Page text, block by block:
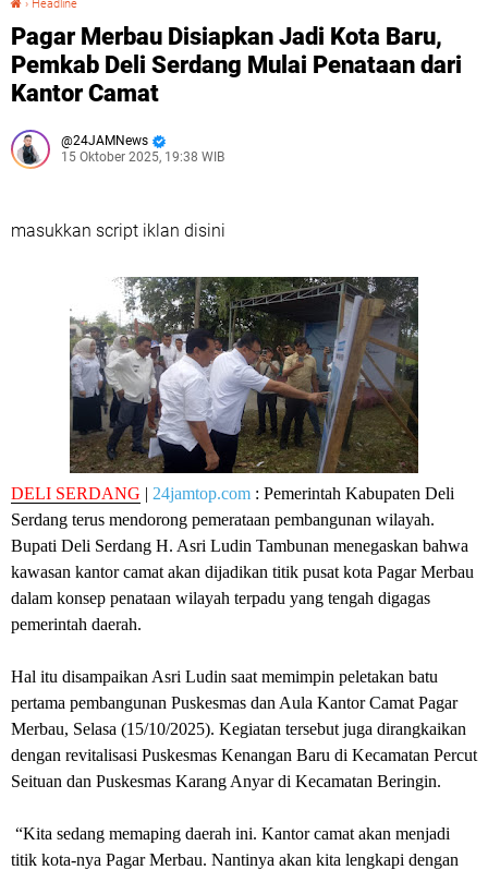
› Headline
Pagar Merbau Disiapkan Jadi Kota Baru,
Pemkab Deli Serdang Mulai Penataan dari
Kantor Camat
24JAMNews
15 Oktober 2025, 19:38 WIB
masukkan script iklan disini
‎DELI SERDANG | 24jamtop.com : Pemerintah Kabupaten Deli
Serdang terus mendorong pemerataan pembangunan wilayah.
Bupati Deli Serdang H. Asri Ludin Tambunan menegaskan bahwa
kawasan kantor camat akan dijadikan titik pusat kota Pagar Merbau
dalam konsep penataan wilayah terpadu yang tengah digagas
pemerintah daerah.
‎Hal itu disampaikan Asri Ludin saat memimpin peletakan batu
pertama pembangunan Puskesmas dan Aula Kantor Camat Pagar
Merbau, Selasa (15/10/2025). Kegiatan tersebut juga dirangkaikan
dengan revitalisasi Puskesmas Kenangan Baru di Kecamatan Percut
Seituan dan Puskesmas Karang Anyar di Kecamatan Beringin.
‎ “Kita sedang memaping daerah ini. Kantor camat akan menjadi
titik kota-nya Pagar Merbau. Nantinya akan kita lengkapi dengan